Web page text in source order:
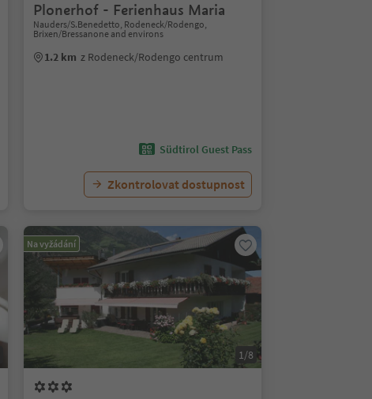
Plonerhof - Ferienhaus Maria
Nauders/S.Benedetto, Rodeneck/Rodengo,
Brixen/Bressanone and environs
1.2 km z Rodeneck/Rodengo centrum
Südtirol Guest Pass
Zkontrolovat dostupnost
Na vyžádání
1/8